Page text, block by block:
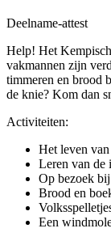
Deelname-attest
Help! Het
vakmannen zijn
timmeren en brood
de knie? Kom dan
Activiteiten:
Het leven
Leren van de
Op bezoek
Brood en
Een